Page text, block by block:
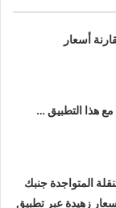
أسعار
هذا التطبيق …
المتواجدة جنبك
زهيدة عبر تطبيق